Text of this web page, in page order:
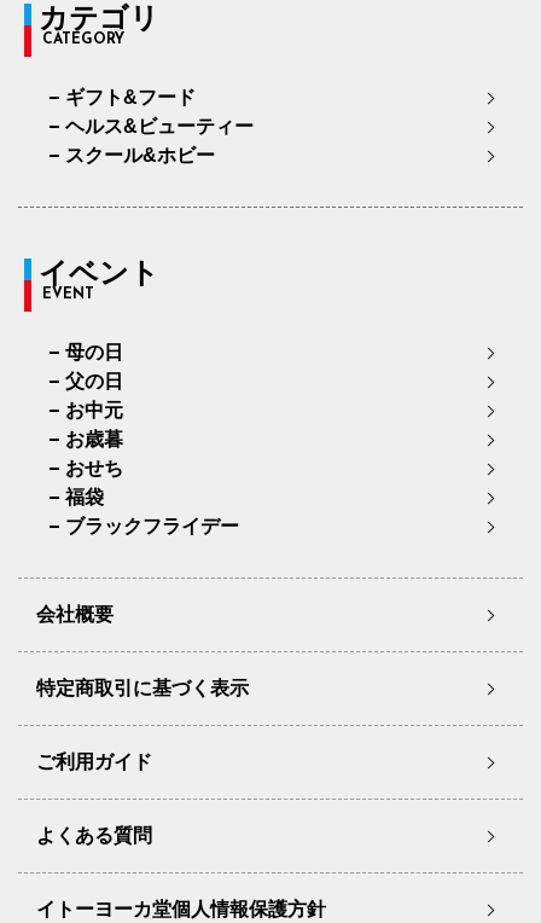
カテゴリ
CATEGORY
ギフト&フード
ヘルス&ビューティー
スクール&ホビー
イベント
EVENT
母の日
父の日
お中元
お歳暮
おせち
福袋
ブラックフライデー
会社概要
特定商取引に基づく表示
ご利用ガイド
よくある質問
イトーヨーカ堂個人情報保護方針